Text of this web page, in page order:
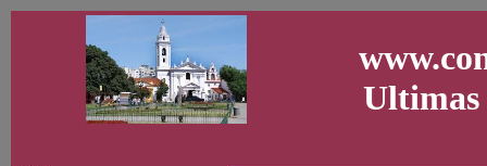
Ultimas